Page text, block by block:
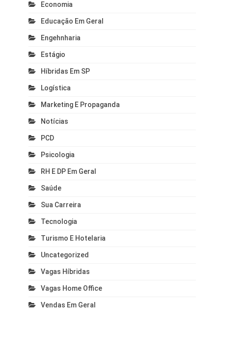
Economia
Educação Em Geral
Engehnharia
Estágio
Híbridas Em SP
Logística
Marketing E Propaganda
Notícias
PCD
Psicologia
RH E DP Em Geral
Saúde
Sua Carreira
Tecnologia
Turismo E Hotelaria
Uncategorized
Vagas Híbridas
Vagas Home Office
Vendas Em Geral